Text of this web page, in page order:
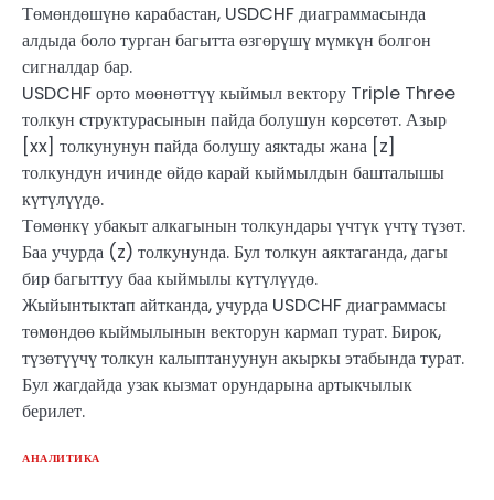
Төмөндөшүнө карабастан, USDCHF диаграммасында
алдыда боло турган багытта өзгөрүшү мүмкүн болгон
сигналдар бар.
USDCHF орто мөөнөттүү кыймыл вектору Triple Three
толкун структурасынын пайда болушун көрсөтөт. Азыр
[xx] толкунунун пайда болушу аяктады жана [z]
толкундун ичинде өйдө карай кыймылдын башталышы
күтүлүүдө.
Төмөнкү убакыт алкагынын толкундары үчтүк үчтү түзөт.
Баа учурда (z) толкунунда. Бул толкун аяктаганда, дагы
бир багыттуу баа кыймылы күтүлүүдө.
Жыйынтыктап айтканда, учурда USDCHF диаграммасы
төмөндөө кыймылынын векторун кармап турат. Бирок,
түзөтүүчү толкун калыптануунун акыркы этабында турат.
Бул жагдайда узак кызмат орундарына артыкчылык
берилет.
АНАЛИТИКА